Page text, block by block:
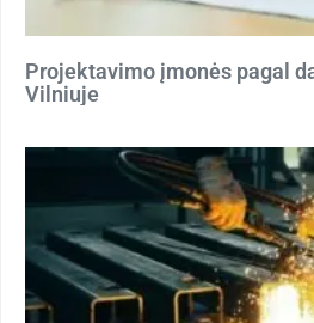
Projektavimo įmonės pagal
Vilniuje